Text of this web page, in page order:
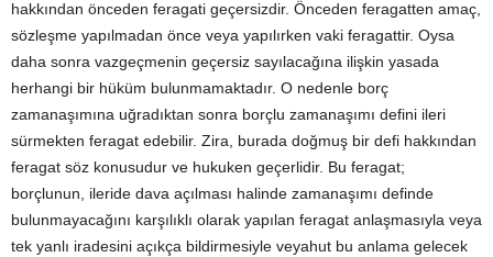
hakkından önceden feragati geçersizdir. Önceden feragatten amaç,
sözleşme yapılmadan önce veya yapılırken vaki feragattir. Oysa
daha sonra vazgeçmenin geçersiz sayılacağına ilişkin yasada
herhangi bir hüküm bulunmamaktadır. O nedenle borç
zamanaşımına uğradıktan sonra borçlu zamanaşımı defini ileri
sürmekten feragat edebilir. Zira, burada doğmuş bir defi hakkından
feragat söz konusudur ve hukuken geçerlidir. Bu feragat;
borçlunun, ileride dava açılması halinde zamanaşımı definde
bulunmayacağını karşılıklı olarak yapılan feragat anlaşmasıyla veya
tek yanlı iradesini açıkça bildirmesiyle veyahut bu anlama gelecek